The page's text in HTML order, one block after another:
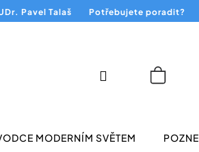
Pavel Talaš Potřebujete poradit?
MODERNÍM SVĚTEM
Přihlášení